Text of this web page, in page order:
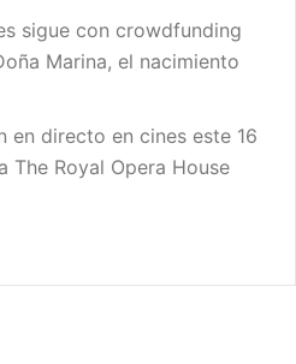
sigue con crowdfunding
Marina, el nacimiento
en directo en cines este 16
The Royal Opera House